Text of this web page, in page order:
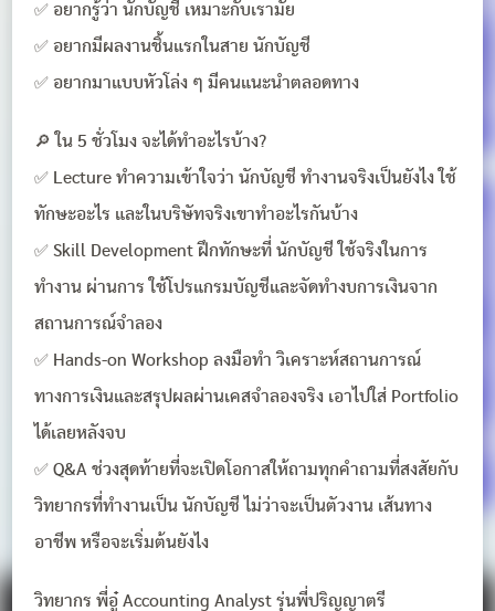
✅ อยากรู้ว่า นักบัญชี เหมาะกับเรามั้ย
✅ อยากมีผลงานชิ้นแรกในสาย นักบัญชี
✅ อยากมาแบบหัวโล่ง ๆ มีคนแนะนำตลอดทาง
🔎 ใน 5 ชั่วโมง จะได้ทำอะไรบ้าง?
✅ Lecture ทำความเข้าใจว่า นักบัญชี ทำงานจริงเป็นยังไง ใช้
ทักษะอะไร และในบริษัทจริงเขาทำอะไรกันบ้าง
✅ Skill Development ฝึกทักษะที่ นักบัญชี ใช้จริงในการ
ทำงาน ผ่านการ ใช้โปรแกรมบัญชีและจัดทำงบการเงินจาก
สถานการณ์จำลอง
✅ Hands-on Workshop ลงมือทำ วิเคราะห์สถานการณ์
ทางการเงินและสรุปผลผ่านเคสจำลองจริง เอาไปใส่ Portfolio
ได้เลยหลังจบ
✅ Q&A ช่วงสุดท้ายที่จะเปิดโอกาสให้ถามทุกคำถามที่สงสัยกับ
วิทยากรที่ทำงานเป็น นักบัญชี ไม่ว่าจะเป็นตัวงาน เส้นทาง
อาชีพ หรือจะเริ่มต้นยังไง
วิทยากร พี่อู๋ Accounting Analyst รุ่นพี่ปริญญาตรี